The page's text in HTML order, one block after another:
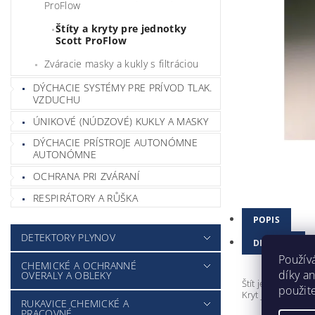
ProFlow
Štíty a kryty pre jednotky
Scott ProFlow
Zváracie masky a kukly s filtráciou
DÝCHACIE SYSTÉMY PRE PRÍVOD TLAK.
VZDUCHU
ÚNIKOVÉ (NÚDZOVÉ) KUKLY A MASKY
DÝCHACIE PRÍSTROJE AUTONÓMNE
AUTONÓMNE
OCHRANA PRI ZVÁRANÍ
RESPIRÁTORY A RŮŠKA
DETEKTORY PLYNOV
CHEMICKÉ A OCHRANNÉ
OVERALY A OBLEKY
RUKAVICE CHEMICKÉ A
POPIS
DISKUSIA
Štít je určený na
Kryt je vyrobený
díky